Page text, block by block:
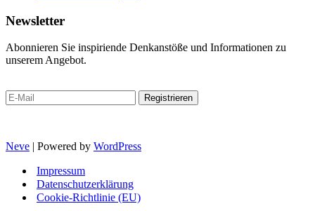
Newsletter
Abonnieren Sie inspiriende Denkanstöße und Informationen zu
unserem Angebot.
Neve | Powered by WordPress
Impressum
Datenschutzerklärung
Cookie-Richtlinie (EU)